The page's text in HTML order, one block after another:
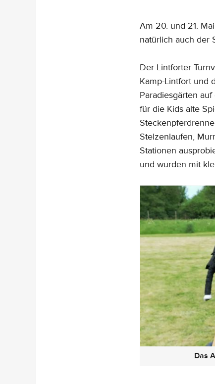
Am 20. und 21.
natürlich auch der
Der Lintforter
Kamp-Lintfort und
Paradiesgärten
für die Kids alte
Stelzenlaufen,
Stationen
und wurden mit
Das